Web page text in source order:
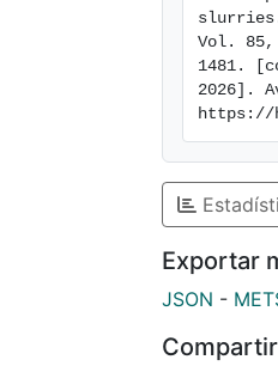
Vol. 85,
1481.
2026].
https://
Exportar
JSON -